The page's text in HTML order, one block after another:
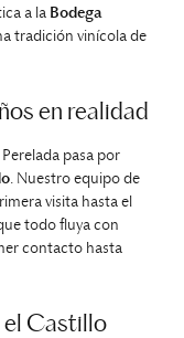
a la Bodega
tradición vinícola de
en realidad
pasa por
. Nuestro equipo de
visita hasta el
todo fluya con
contacto hasta
el Castillo